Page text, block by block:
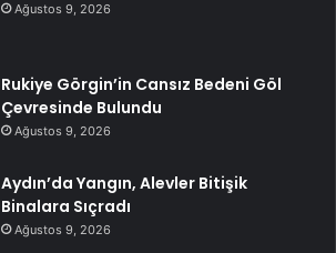
Ağustos 9, 2026
Rukiye Görgin’in Cansız Bedeni Göl
Çevresinde Bulundu
Ağustos 9, 2026
Aydın’da Yangın, Alevler Bitişik
Binalara Sıçradı
Ağustos 9, 2026